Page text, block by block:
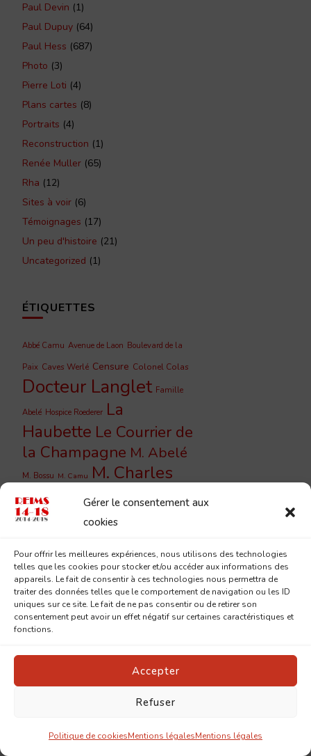
Gérer le consentement aux
cookies
Pour offrir les meilleures expériences, nous utilisons des technologies
telles que les cookies pour stocker et/ou accéder aux informations des
appareils. Le fait de consentir à ces technologies nous permettra de
traiter des données telles que le comportement de navigation ou les ID
uniques sur ce site. Le fait de ne pas consentir ou de retirer son
consentement peut avoir un effet négatif sur certaines caractéristiques et
fonctions.
Accepter
Refuser
Politique de cookiesMentions légalesMentions légales
Paul Devin (1)
Paul Dupuy (64)
Paul Hess (687)
Photo (3)
Pierre Loti (4)
Plans cartes (8)
Portraits (4)
Reconstruction (1)
Renée Muller (65)
Rha (12)
Sites à voir (6)
Témoignages (17)
Un peu d'histoire (21)
Uncategorized (1)
ÉTIQUETTES
Abbé Camu Avenue de Laon Boulevard de la
Paix Caves Werlé Censure Colonel Colas
Docteur Langlet Famille
Abelé Hospice Roederer La
Haubette Le Courrier de
la Champagne M. Abelé
M. Bossu M. Camu M. Charles
Heidsieck M. Chezel M. Compant
M. de Bruignac
Houlon M. Lelarge M.
Raïssac M. Sainsaulieu
Landrieux Mgr Neveux
Petites soeurs des pauvres
Amélie Doublié Place d'Erlon
Rue Bonhomme
Rue Cérès
Barbâtre Rue du Cloître Rue du